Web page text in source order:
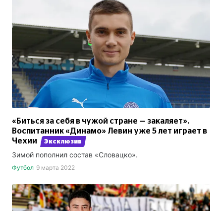
«Биться за себя в чужой стране — закаляет».
Воспитанник «Динамо» Левин уже 5 лет играет в
Чехии
Эксклюзив
Зимой пополнил состав «Словацко».
Футбол 9 марта 2022